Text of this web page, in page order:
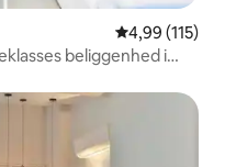
4,99 ud af 5 i
4,99 (115)
beliggenhed i